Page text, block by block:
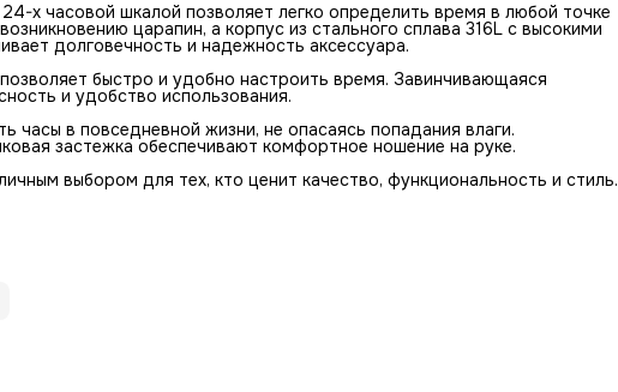
х часовой шкалой позволяет легко определить время в любой точке
царапин, а корпус из стального сплава 316L с высокими
долговечность и надежность аксессуара.
быстро и удобно настроить время. Завинчивающаяся
и удобство использования.
в повседневной жизни, не опасаясь попадания влаги.
застежка обеспечивают комфортное ношение на руке.
выбором для тех, кто ценит качество, функциональность и стиль.